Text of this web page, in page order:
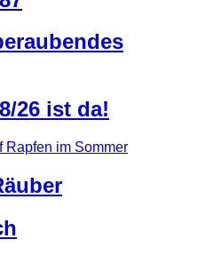
26 ist da!